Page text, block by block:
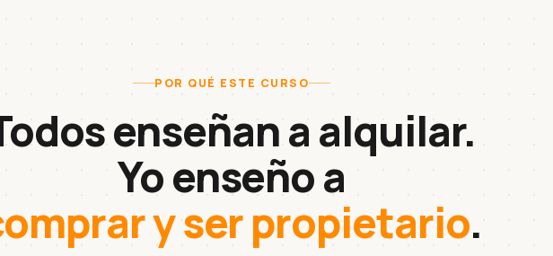
POR QUÉ ESTE CURSO
enseñan a alquilar.
Yo enseño a
y ser propietario.